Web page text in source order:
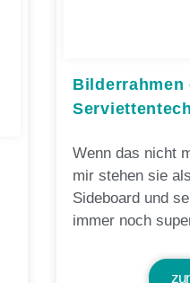
Bilderrahmen
Wenn das nicht
mir stehen sie
Sideboard und
immer noch